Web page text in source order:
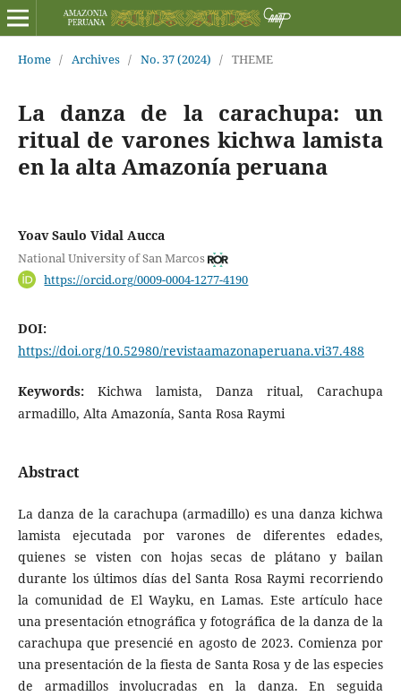
Home / Archives / No. 37 (2024) / THEME
La danza de la carachupa: un
ritual de varones kichwa lamista
en la alta Amazonía peruana
Yoav Saulo Vidal Aucca
National University of San Marcos
https://orcid.org/0009-0004-1277-4190
DOI:
https://doi.org/10.52980/revistaamazonaperuana.vi37.488
Keywords: Kichwa lamista, Danza ritual, Carachupa
armadillo, Alta Amazonía, Santa Rosa Raymi
Abstract
La danza de la carachupa (armadillo) es una danza kichwa
lamista ejecutada por varones de diferentes edades,
quienes se visten con hojas secas de plátano y bailan
durante los últimos días del Santa Rosa Raymi recorriendo
la comunidad de El Wayku, en Lamas. Este artículo hace
una presentación etnográfica y fotográfica de la danza de la
carachupa que presencié en agosto de 2023. Comienza por
una presentación de la fiesta de Santa Rosa y de las especies
de armadillos involucradas en la danza. En seguida